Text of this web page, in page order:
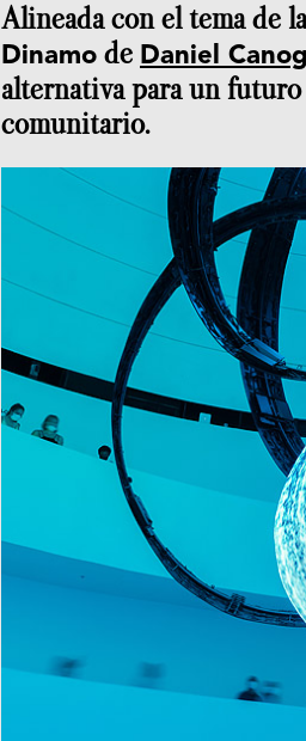
Alineada con el tema de
Dinamo de Daniel
alternativa para un
comunitario.